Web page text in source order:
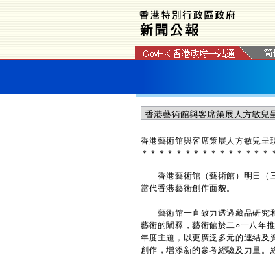
香港藝術館與客席策展人方敏兒呈
＊ ＊ ＊ ＊ ＊ ＊ ＊ ＊ ＊ ＊ ＊ ＊ ＊ ＊ ＊
香港藝術館（藝術館）明日（
當代香港藝術創作面貌。
藝術館一直致力透過藏品研究和
藝術的闡釋，藝術館於二○一八年
年度主題，以更廣泛多元的連結及
創作，增添新的參考經驗及力量。